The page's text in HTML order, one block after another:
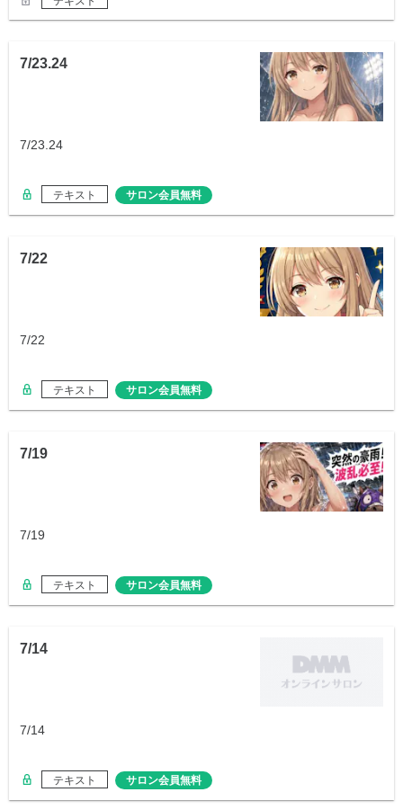
7/23.24
7/23.24
テキスト サロン会員無料
7/22
7/22
テキスト サロン会員無料
7/19
7/19
テキスト サロン会員無料
7/14
7/14
テキスト サロン会員無料